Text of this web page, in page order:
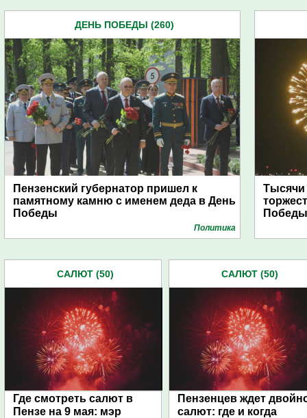
ДЕНЬ ПОБЕДЫ (260)
Пензенский губернатор пришел к
памятному камню с именем деда в День
Победы
Политика
Тысячи
Победы
САЛЮТ (50)
Где смотреть салют в
Пензе на 9 мая: мэр
САЛЮТ (50)
Пензенцев ждет
салют: где и когда